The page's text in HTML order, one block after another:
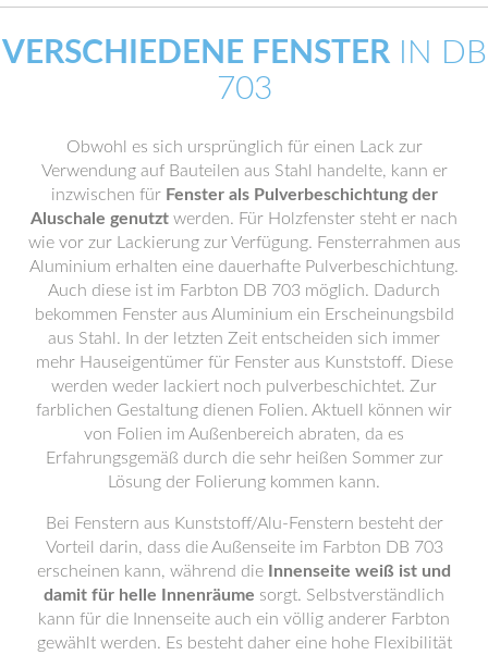
VERSCHIEDENE FENSTERIN DB
703
Obwohl es sich ursprünglich für einen Lack zur
Verwendung auf Bauteilen aus Stahl handelte, kann er
inzwischen für Fenster als Pulverbeschichtung der
Aluschale genutzt werden. Für Holzfenster steht er nach
wie vor zur Lackierung zur Verfügung. Fensterrahmen aus
Aluminium erhalten eine dauerhafte Pulverbeschichtung.
Auch diese ist im Farbton DB 703 möglich. Dadurch
bekommen Fenster aus Aluminium ein Erscheinungsbild
aus Stahl. In der letzten Zeit entscheiden sich immer
mehr Hauseigentümer für Fenster aus Kunststoff. Diese
werden weder lackiert noch pulverbeschichtet. Zur
farblichen Gestaltung dienen Folien. Aktuell können wir
von Folien im Außenbereich abraten, da es
Erfahrungsgemäß durch die sehr heißen Sommer zur
Lösung der Folierung kommen kann.
Bei Fenstern aus Kunststoff/Alu-Fenstern besteht der
Vorteil darin, dass die Außenseite im Farbton DB 703
erscheinen kann, während die
Innenseite weiß ist und
damit für helle Innenräume sorgt. Selbstverständlich
kann für die Innenseite auch ein völlig anderer Farbton
gewählt werden. Es besteht daher eine hohe Flexibilität